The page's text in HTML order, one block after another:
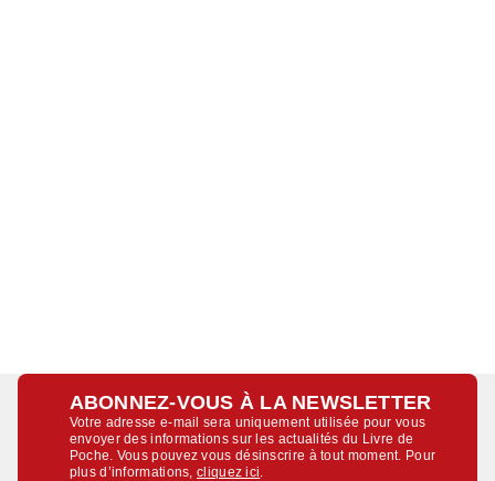
ABONNEZ-VOUS À LA NEWSLETTER
Votre adresse e-mail sera uniquement utilisée pour vous
envoyer des informations sur les actualités du Livre de
Poche. Vous pouvez vous désinscrire à tout moment. Pour
plus d’informations,cliquez ici